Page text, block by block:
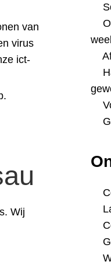
van
virus
ict-
Wij